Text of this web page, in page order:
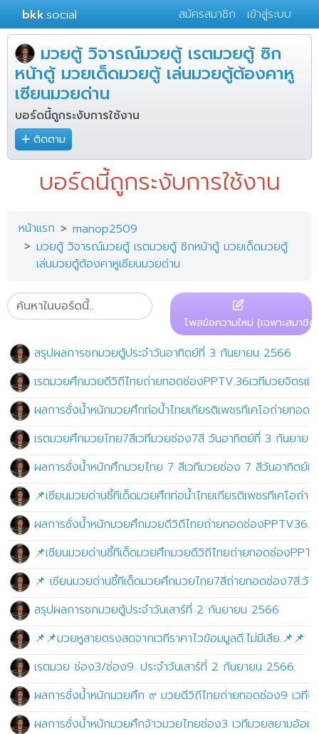
bkk.social สมัครสมาชิก เข้าสู่ระบบ
มวยตู้ วิจารณ์มวยตู้ เรตมวยตู้ ซิก
หน้าตู้ มวยเด็ดมวยตู้ เล่นมวยตู้ต้องคาหู
เซียนมวยด่าน
บอร์ดนี้ถูกระงับการใช้งาน
ติดตาม
บอร์ดนี้ถูกระงับการใช้งาน
หน้าแรก
manop2509
มวยตู้ วิจารณ์มวยตู้ เรตมวยตู้ ซิกหน้าตู้ มวยเด็ดมวยตู้
เล่นมวยตู้ต้องคาหูเซียนมวยด่าน
โพสข้อความใหม่ (เฉพาะสมาชิก)
สรุปผลการชกมวยตู้ประจำวันอาทิตย์ที่ 3 กันยายน 2566
เรตมวยศึกมวยดีวิถีไทยถ่ายทอดช่องPPTV.36เวทีมวยจิตร
ผลการชั่งน้ำหนักมวยศึกท่อน้ำไทยเกียรติเพชรทีเคโอถ่ายทอ
เรตมวยศึกมวยไทย7สีเวทีมวยช่อง7สี วันอาทิตย์ที่ 3 กันยาย
ผลการชั่งน้ำหนักศึกมวยไทย 7 สีเวทีมวยช่อง 7 สีวันอาทิตย์
📌เซียนมวยด่านชี้ทีเด็ดมวยศึกท่อน้ำไทยเกียรติเพชรทีเคโอถ่
ผลการชั่งน้ำหนักมวยศึกมวยดีวิถีไทยถ่ายทอดช่องPPTV36.
📌เซียนมวยด่านชี้ทีเด็ดมวยศึกมวยดีวิถีไทยถ่ายทอดช่อง
📌 เซียนมวยด่านชี้ทีเด็ดมวยศึกมวยไทย7สีถ่ายทอดช่อง7สี.
สรุปผลการชกมวยตู้ประจำวันเสาร์ที่ 2 กันยายน 2566
📌📌มวยหูสายตรงสดจากเวทีราคาไวข้อมมูลดี.ไม่มีเสีย.📌📌
เรตมวย ช่อง3/ช่อง9. ประจำวันเสาร์ที่ 2 กันยายน 2566.
ผลการชั่งน้ำหนักมวยศึก ๙ มวยดีวิถีไทยถ่ายทอดช่อง9 เวที
ผลการชั่งน้ำหนักมวยศึกจ้าวมวยไทยช่อง3 เวทีมวยสยามอ้อ